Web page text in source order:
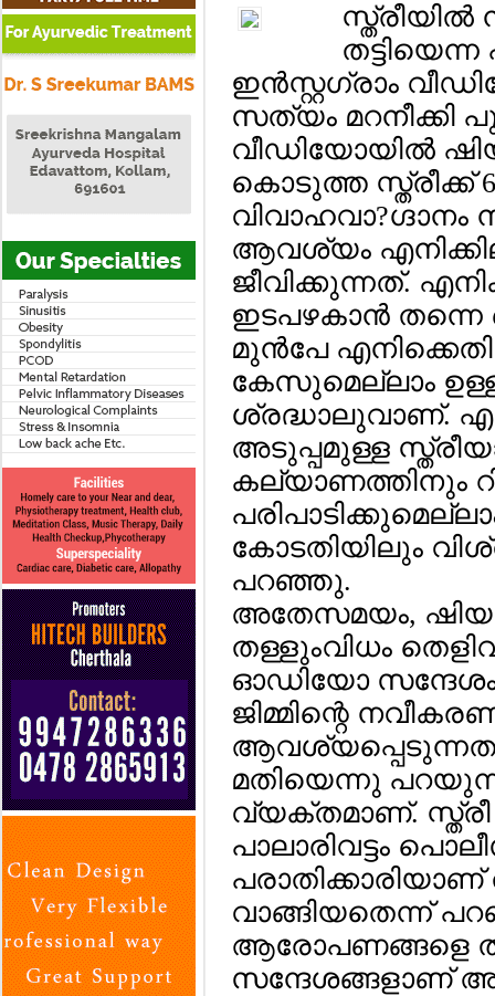
സ്ത്രീയില്‍
തട്ടിയെന്ന
ഇന്‍സ്റ്റഗ്രാം
സത്യം മറനീക്കി
വീഡിയോയില്‍
കൊടുത്ത
വിവാഹവാ?ഗ്ദാനം
ആവശ്യം
ജീവിക്കുന്നത്.
ഇടപഴകാന്‍ തന്നെ
മുന്‍പേ
കേസുമെല്ലാം
ശ്രദ്ധാലുവാണ്.
അടുപ്പമുള്ള
കല്യാണത്തിനും
കോടതിയിലും
പറഞ്ഞു.
അതേസമയം,
തള്ളുംവിധം
ഓഡിയോ
ജിമ്മിന്റെ
മതിയെന്നു
വ്യക്തമാണ്.
പാലാരിവട്ടം
വാങ്ങിയതെന്ന്
ആരോപണങ്ങളെ
സന്ദേശങ്ങളാണ്